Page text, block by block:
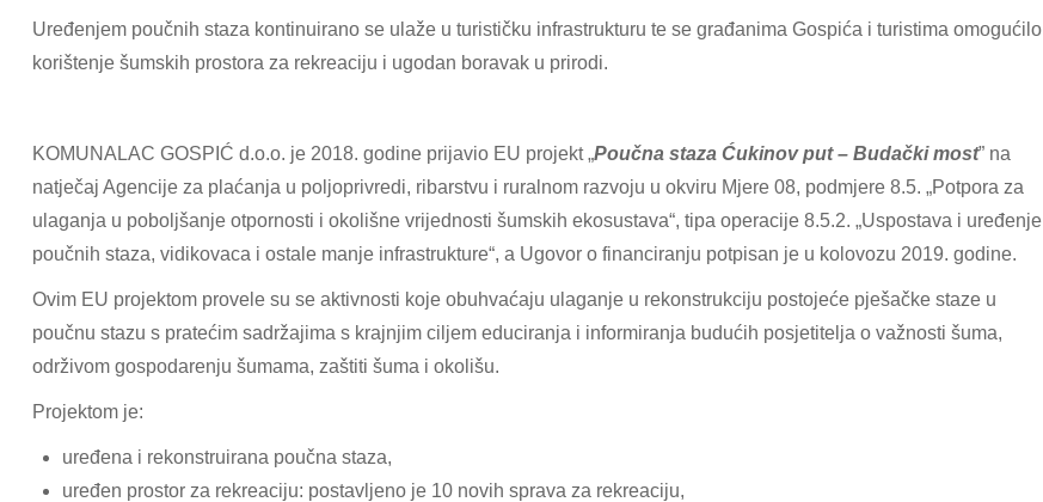
Uređenjem poučnih staza kontinuirano se ulaže u turističku infrastrukturu te se građanima Gospića i turistima omogućilo
korištenje šumskih prostora za rekreaciju i ugodan boravak u prirodi.
KOMUNALAC GOSPIĆ d.o.o. je 2018. godine prijavio EU projekt „Poučna staza Ćukinov put – Budački most” na
natječaj Agencije za plaćanja u poljoprivredi, ribarstvu i ruralnom razvoju u okviru Mjere 08, podmjere 8.5. „Potpora za
ulaganja u poboljšanje otpornosti i okolišne vrijednosti šumskih ekosustava“, tipa operacije 8.5.2. „Uspostava i uređenje
poučnih staza, vidikovaca i ostale manje infrastrukture“, a Ugovor o financiranju potpisan je u kolovozu 2019. godine.
Ovim EU projektom provele su se aktivnosti koje obuhvaćaju ulaganje u rekonstrukciju postojeće pješačke staze u
poučnu stazu s pratećim sadržajima s krajnjim ciljem educiranja i informiranja budućih posjetitelja o važnosti šuma,
održivom gospodarenju šumama, zaštiti šuma i okolišu.
Projektom je:
uređena i rekonstruirana poučna staza,
uređen prostor za rekreaciju: postavljeno je 10 novih sprava za rekreaciju,